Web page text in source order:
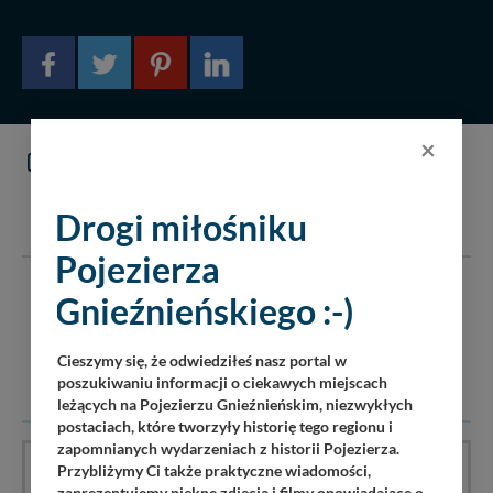
Serwis pojezierze24.pl nie ponosi odpowiedzialności za
treść komentarzy i opinii. Prosimy o zamieszczanie
niezwiązane z tematem, wulgarne, obraźliwe, naruszające
prawo będą usuwane.
Galeria nie ma jeszcze komentarzy, bądź pierwszy!
×
Drogi miłośniku
Pojezierza
Gnieźnieńskiego :-)
Cieszymy się, że odwiedziłeś nasz portal w
poszukiwaniu informacji o ciekawych miejscach
leżących na Pojezierzu Gnieźnieńskim, niezwykłych
postaciach, które tworzyły historię tego regionu i
zapomnianych wydarzeniach z historii Pojezierza.
Przybliżymy Ci także praktyczne wiadomości,